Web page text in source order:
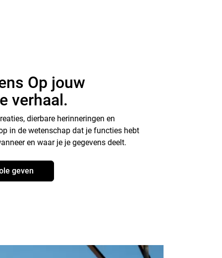
Op jouw
verhaal.
dierbare herinneringen en
in de wetenschap dat je functies hebt
en waar je je gegevens deelt.
geven